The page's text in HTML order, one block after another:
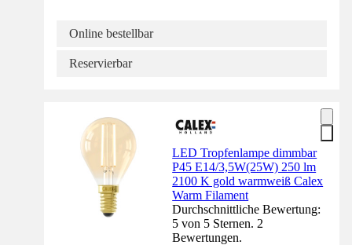
Online bestellbar
Reservierbar
LED Tropfenlampe dimmbar
P45 E14/3,5W(25W) 250 lm
2100 K gold warmweiß Calex
Warm Filament
Durchschnittliche Bewertung:
5 von 5 Sternen. 2
Bewertungen.